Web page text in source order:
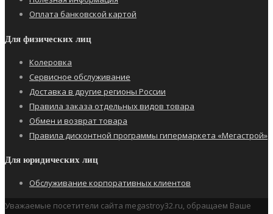
Оплата банковской картой
Для физических лиц
Колеровка
Сервисное обслуживание
Доставка в другие регионы России
Правила заказа отдельных видов товара
Обмен и возврат товара
Правила дисконтной программы гипермаркета «Мегастрой»
Для юридических лиц
Обслуживание корпоративных клиентов
Уважаемые посетители сайта megastroy32.ru, обращаем Ваше